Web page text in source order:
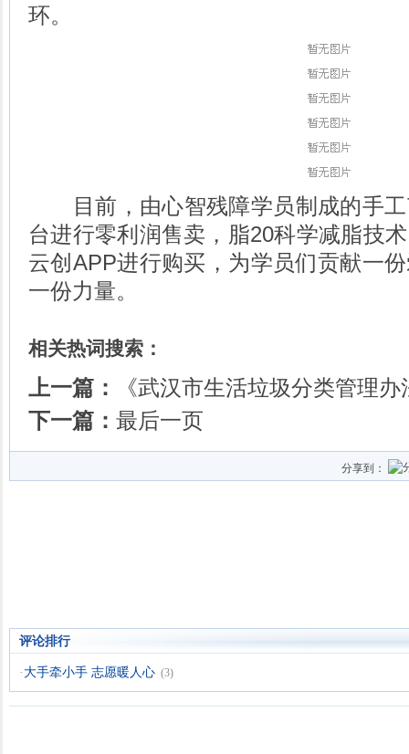
环。
目前，由心智残障学员制成的手工
台进行零利润售卖，脂20科学减脂技
云创APP进行购买，为学员们贡献一
一份力量。
相关热词搜索：
上一篇：
《武汉市生活垃圾分类管理
下一篇： 最后一页
分享到：
评论排行
· 大手牵小手 志愿暖人心 (3)